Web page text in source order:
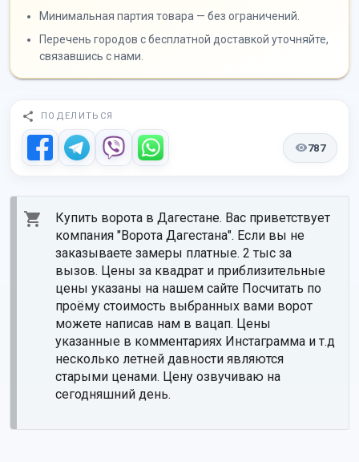
Минимальная партия товара — без ограничений.
Перечень городов с бесплатной доставкой уточняйте,
связавшись с нами.
ПОДЕЛИТЬСЯ
787
Купить ворота в Дагестане. Вас приветствует
компания "Ворота Дагестана". Если вы не
заказываете замеры платные. 2 тыс за
вызов. Цены за квадрат и приблизительные
цены указаны на нашем сайте Посчитать по
проёму стоимость выбранных вами ворот
можете написав нам в вацап. Цены
указанные в комментариях Инстаграмма и т.д
несколько летней давности являются
старыми ценами. Цену озвучиваю на
сегодняшний день.